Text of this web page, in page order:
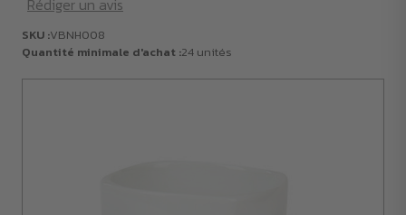
Rédiger un avis
SKU :VBNH008
Quantité minimale d'achat :24 unités